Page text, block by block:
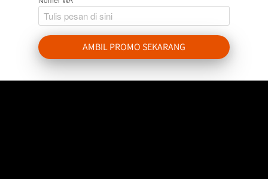
`
AMBIL PROMO SEKARANG